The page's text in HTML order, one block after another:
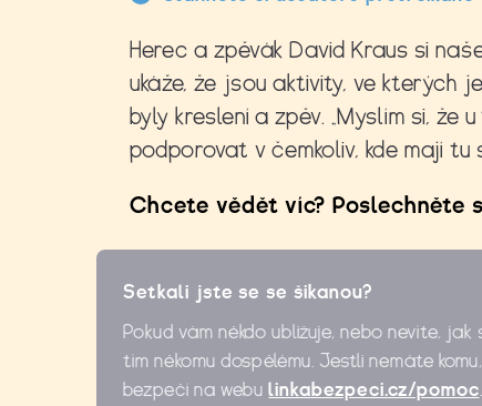
Herec a zpěvák David Kraus si
ukáže, že jsou aktivity, ve kterých
byly kreslení a zpěv. „Myslím si,
podporovat v čemkoliv, kde mají tu
Chcete vědět víc? Poslechněte
Setkali jste se se šikanou?
Pokud vám někdo ubližuje, nebo nevíte,
tím někomu dospělému. Jestli nemáte
bezpečí na webulinkabezpeci.cz/pomoc